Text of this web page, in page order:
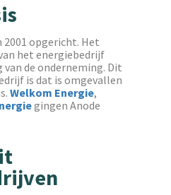
2001 opgericht. Het
het energiebedrijf
de onderneming. Dit
is dat is omgevallen
Welkom Energie,
gingen Anode